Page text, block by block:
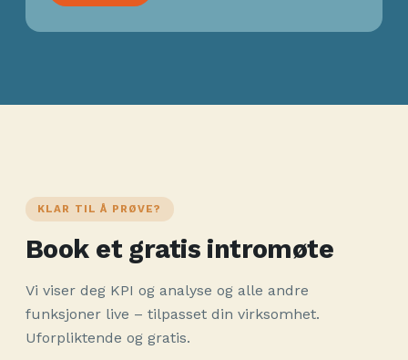
KLAR TIL Å PRØVE?
Book et gratis intromøte
Vi viser deg KPI og analyse og alle andre
funksjoner live – tilpasset din virksomhet.
Uforpliktende og gratis.